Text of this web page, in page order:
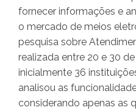
fornecer informações e
o mercado de meios
pesquisa sobre
realizada entre 20 e 30
inicialmente 36
analisou as
considerando apenas as